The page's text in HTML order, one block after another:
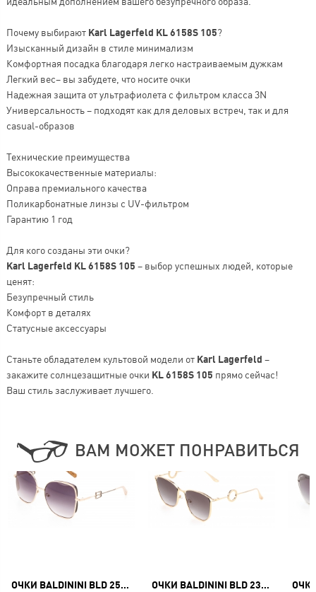
Почему выбирают Karl Lagerfeld KL 6158S 105?
Изысканный дизайн в стиле минимализм
Комфортная посадка благодаря легко настраиваемым дужкам
Легкий вес– вы забудете, что носите очки
Надежная защита от ультрафиолета с фильтром класса 3N
Универсальность – подходят как для деловых встреч, так и для
casual-образов
Технические преимущества
Высококачественные материалы:
Оправа премиального качества
Поликарбонатные линзы с UV-фильтром
Гарантию 1 год
Для кого созданы эти очки?
Karl Lagerfeld KL 6158S 105 – выбор успешных людей, которые
ценят:
Безупречный стиль
Комфорт в деталях
Статусные аксессуары
Станьте обладателем культовой модели от Karl Lagerfeld –
закажите солнцезащитные очки KL 6158S 105 прямо сейчас!
Ваш стиль заслуживает лучшего.
ВАМ МОЖЕТ ПОНРАВИТЬСЯ
ОЧКИ BALDININI BLD 2501 MGF 601 ОЧКИ BALDININI BLD 2322 MGF 601